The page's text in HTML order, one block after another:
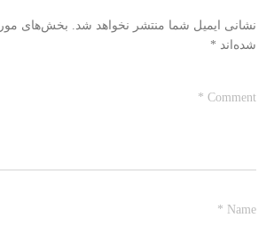
نشانی ایمیل شما منتشر نخواهد شد. بخش‌های
شده‌اند *